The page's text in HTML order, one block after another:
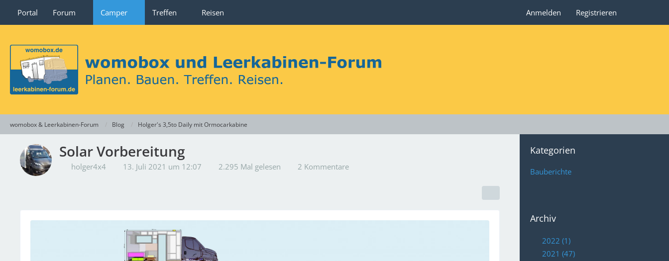
Portal Forum Camper Treffen Reisen Anmelden Registrieren
womobox & Leerkabinen-Forum Blog Holger's 3,5to Daily mit Ormocarkabine
Solar Vorbereitung
holger4x4 13. Juli 2021 um 12:07 2.295 Mal gelesen 2 Kommentare
Kategorien
Bauberichte
Archiv
2022 (1)
2021 (47)